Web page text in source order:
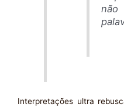
Interpretações ultra